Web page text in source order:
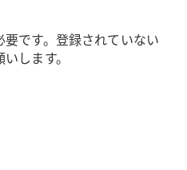
です。登録されていない
します。